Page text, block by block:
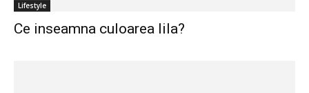
Lifestyle
Ce inseamna culoarea lila?